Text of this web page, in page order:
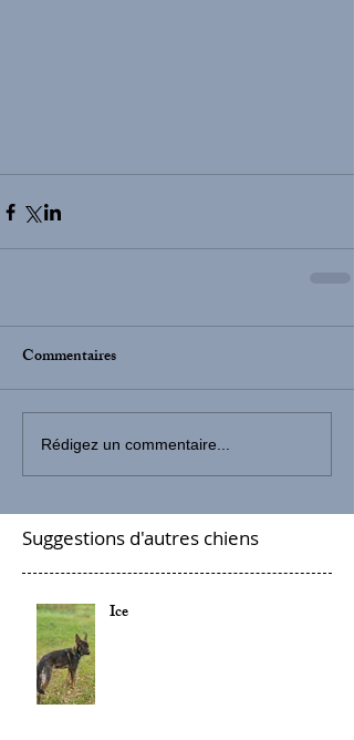
Commentaires
Rédigez un commentaire...
Suggestions d'autres chiens
Ice